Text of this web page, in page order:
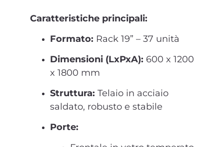
Caratteristiche principali:
Formato: Rack 19” – 37 unità
Dimensioni (LxPxA): 600 x 1200
x 1800 mm
Struttura: Telaio in acciaio
saldato, robusto e stabile
Porte: